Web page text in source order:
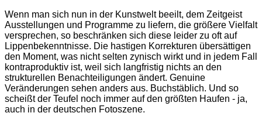
Wenn man sich nun in der Kunstwelt beeilt, dem Zeitgeist
Ausstellungen und Programme zu liefern, die größere Vielfalt
versprechen, so beschränken sich diese leider zu oft auf
Lippenbekenntnisse. Die hastigen Korrekturen übersättigen
den Moment, was nicht selten zynisch wirkt und in jedem Fall
kontraproduktiv ist, weil sich langfristig nichts an den
strukturellen Benachteiligungen ändert. Genuine
Veränderungen sehen anders aus. Buchstäblich. Und so
scheißt der Teufel noch immer auf den größten Haufen - ja,
auch in der deutschen Fotoszene.